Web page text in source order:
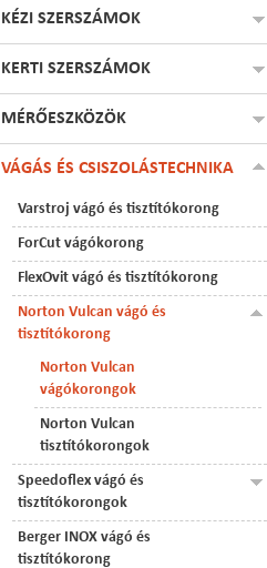
KÉZI SZERSZÁMOK
KERTI SZERSZÁMOK
MÉRŐESZKÖZÖK
VÁGÁS ÉS CSISZOLÁSTECHNIKA
Varstroj vágó és tisztítókorong
ForCut vágókorong
FlexOvit vágó és tisztítókorong
Norton Vulcan vágó és
tisztítókorong
Norton Vulcan
vágókorongok
Norton Vulcan
tisztítókorongok
Speedoflex vágó és
tisztítókorongok
Berger INOX vágó és
tisztítókorong